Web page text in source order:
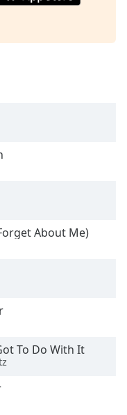
About Me)
To Do With It